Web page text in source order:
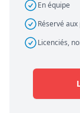
En équipe
Réservé
Licenciés,